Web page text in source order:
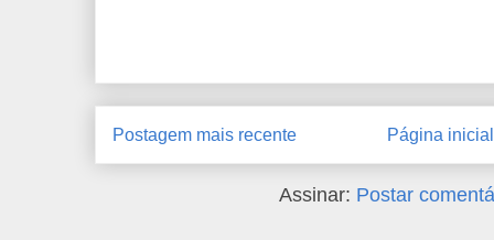
Postagem mais recente Página inicial
Assinar: Postar